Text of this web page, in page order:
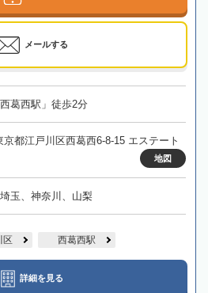
メールする
葛西駅」徒歩2分
京都江戸川区西葛西6-8-15 エステート
地図
玉、神奈川、山梨
区 西葛西駅
詳細を見る